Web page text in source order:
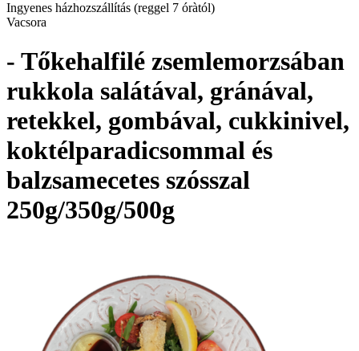
Ingyenes házhozszállítás (reggel 7 óràtól)
Vacsora
- Tőkehalfilé zsemlemorzsában
rukkola salátával, gránával,
retekkel, gombával, cukkinivel,
koktélparadicsommal és
balzsamecetes szósszal
250g/350g/500g